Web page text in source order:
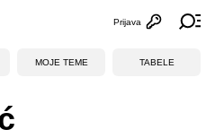
Otvori
Prijava
MOJE TEME TABELE